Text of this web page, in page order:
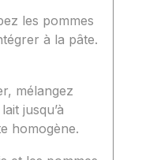
les pommes
à la pâte.
mélangez
jusqu’à
homogène.